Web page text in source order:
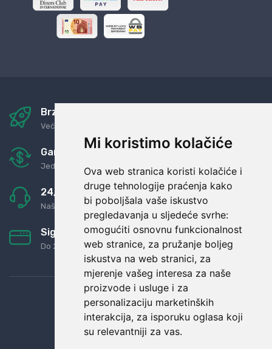
Mi koristimo kolačiće
Ova web stranica koristi kolačiće i
druge tehnologije praćenja kako
bi poboljšala vaše iskustvo
pregledavanja u sljedeće svrhe:
omogućiti osnovnu funkcionalnost
web stranice, za pružanje boljeg
iskustva na web stranici, za
mjerenje vašeg interesa za naše
proizvode i usluge i za
personalizaciju marketinških
interakcija, za isporuku oglasa koji
su relevantniji za vas.
Brza i sigurna dostava
Već za nekoliko dana kod vas
Garancija u povrat novaca
Jednostavno pravilo: Roba za novac
24/7 odlična podrška
Naši agenti uvijek na raspolaganju
Sigurno obročno plaćanje
Do 24 rata bez kamata